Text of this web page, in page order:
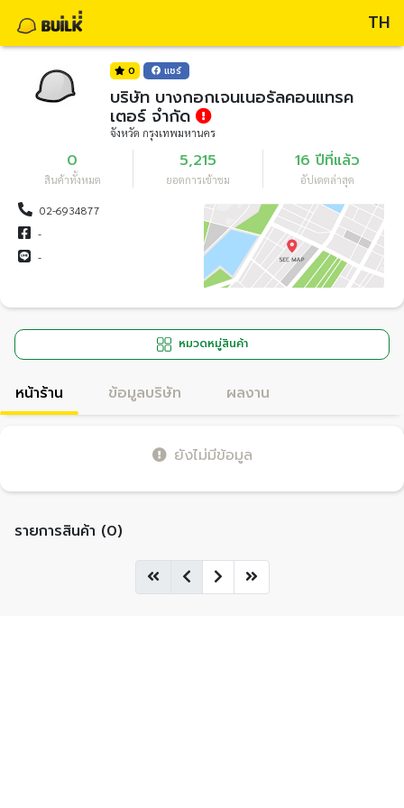
TH
0 แชร์
บริษัท บางกอกเจนเนอรัลคอนแทรค
เตอร์ จำกัด
จังหวัด กรุงเทพมหานคร
0
สินค้าทั้งหมด
5,215
ยอดการเข้าชม
16 ปีที่แล้ว
อัปเดตล่าสุด
02-6934877
-
-
หมวดหมู่สินค้า
หน้าร้าน ข้อมูลบริษัท ผลงาน
ยังไม่มีข้อมูล
รายการสินค้า (0)